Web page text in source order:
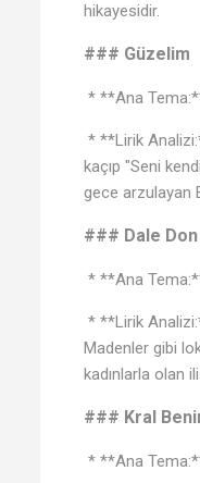
hikayesidir.
### Güzelim
* **Ana
* **Lirik
kaçıp "Seni
gece arzulayan
### Dale Don
* **Ana
* **Lirik
Madenler gibi
kadınlarla olan
### Kral
* **Ana